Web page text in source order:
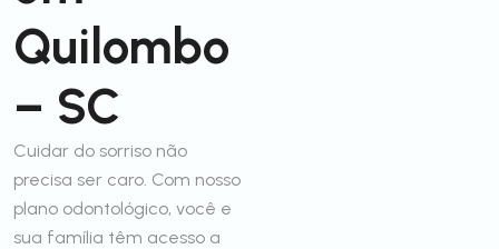
Quilombo
– SC
Cuidar do sorriso não
precisa ser caro. Com nosso
plano odontológico, você e
sua família têm acesso a